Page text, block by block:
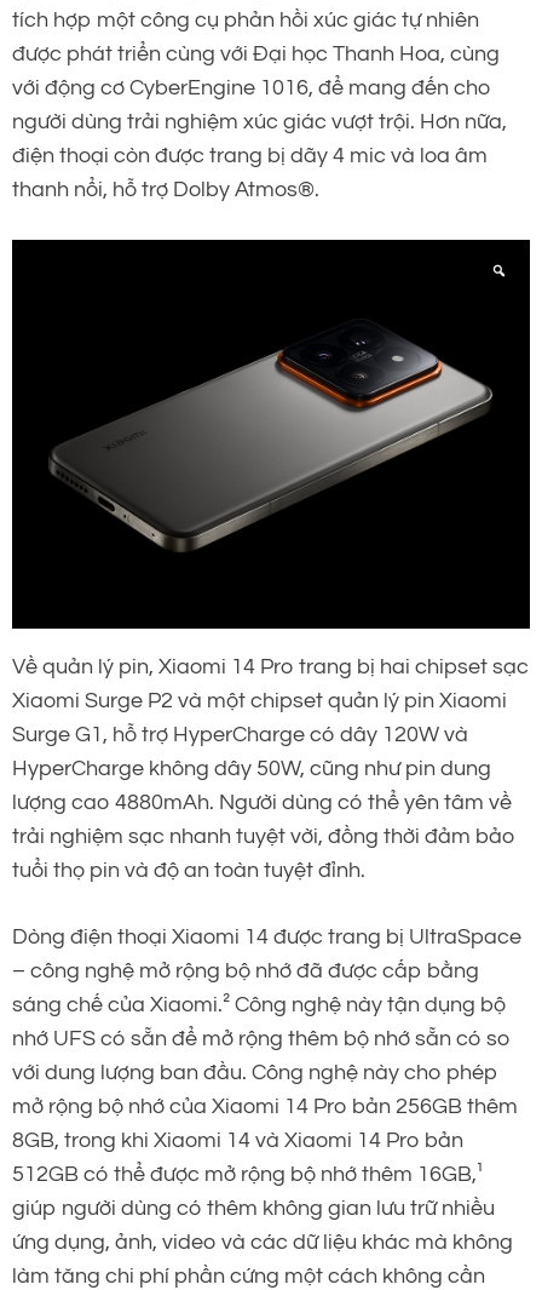
tích hợp một công cụ phản hồi xúc giác tự nhiên
được phát triển cùng với Đại học Thanh Hoa, cùng
với động cơ CyberEngine 1016, để mang đến cho
người dùng trải nghiệm xúc giác vượt trội. Hơn nữa,
điện thoại còn được trang bị dãy 4 mic và loa âm
thanh nổi, hỗ trợ Dolby Atmos®.
Về quản lý pin, Xiaomi 14 Pro trang bị hai chipset sạc
Xiaomi Surge P2 và một chipset quản lý pin Xiaomi
Surge G1, hỗ trợ HyperCharge có dây 120W và
HyperCharge không dây 50W, cũng như pin dung
lượng cao 4880mAh. Người dùng có thể yên tâm về
trải nghiệm sạc nhanh tuyệt vời, đồng thời đảm bảo
tuổi thọ pin và độ an toàn tuyệt đỉnh.
Dòng điện thoại Xiaomi 14 được trang bị UltraSpace
– công nghệ mở rộng bộ nhớ đã được cấp bằng
sáng chế của Xiaomi.² Công nghệ này tận dụng bộ
nhớ UFS có sẵn để mở rộng thêm bộ nhớ sẵn có so
với dung lượng ban đầu. Công nghệ này cho phép
mở rộng bộ nhớ của Xiaomi 14 Pro bản 256GB thêm
8GB, trong khi Xiaomi 14 và Xiaomi 14 Pro bản
512GB có thể được mở rộng bộ nhớ thêm 16GB,¹
giúp người dùng có thêm không gian lưu trữ nhiều
ứng dụng, ảnh, video và các dữ liệu khác mà không
làm tăng chi phí phần cứng một cách không cần